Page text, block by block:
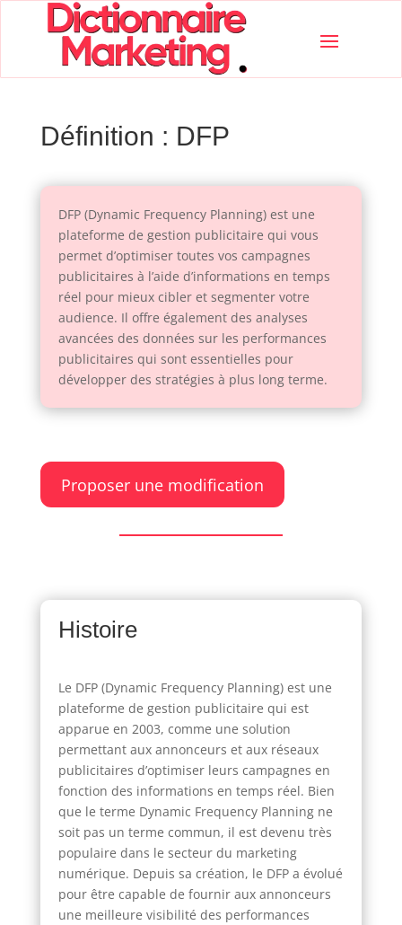
Définition : DFP
DFP (Dynamic Frequency Planning) est une
plateforme de gestion publicitaire qui vous
permet d’optimiser toutes vos campagnes
publicitaires à l’aide d’informations en temps
réel pour mieux cibler et segmenter votre
audience. Il offre également des analyses
avancées des données sur les performances
publicitaires qui sont essentielles pour
développer des stratégies à plus long terme.
Proposer une modification
Histoire
Le DFP (Dynamic Frequency Planning) est une
plateforme de gestion publicitaire qui est
apparue en 2003, comme une solution
permettant aux annonceurs et aux réseaux
publicitaires d’optimiser leurs campagnes en
fonction des informations en temps réel. Bien
que le terme Dynamic Frequency Planning ne
soit pas un terme commun, il est devenu très
populaire dans le secteur du marketing
numérique. Depuis sa création, le DFP a évolué
pour être capable de fournir aux annonceurs
une meilleure visibilité des performances